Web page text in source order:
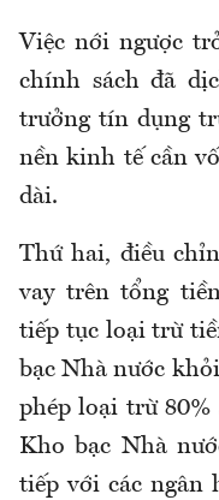
Việc nới ngược
chính sách đã
trưởng tín dụng
nền kinh tế cần
dài.
Thứ hai, điều
vay trên tổng
tiếp tục loại trừ
bạc Nhà nước
phép loại trừ 80%
Kho bạc Nhà
tiếp với các ngân